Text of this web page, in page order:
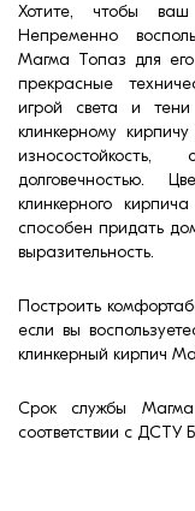
Хотите, чтобы
Непременно
Магма Топаз для
прекрасные
игрой света и тени
клинкерному
долговечностью.
клинкерного
способен придать
выразительность.
Построить
если вы
клинкерный кирпич
Срок службы
соответствии с ДСТУ